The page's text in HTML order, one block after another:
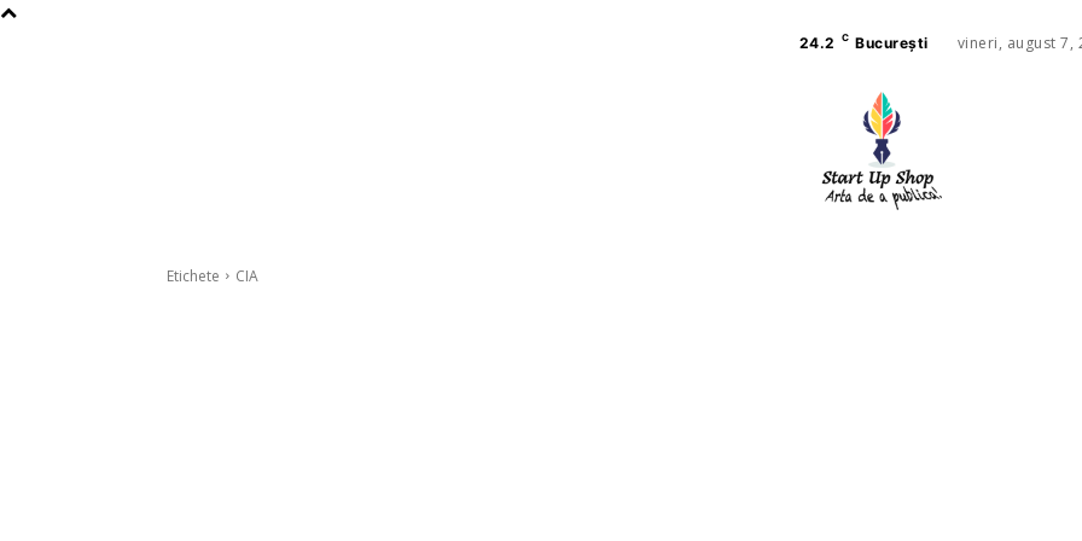
24.2 C București vineri, august 7,
Etichete CIA